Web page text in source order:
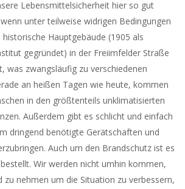
Lebensmittelsicherheit hier so gut
unter teilweise widrigen Bedingungen
Hauptgebäude (1905 als
gegründet) in der Freiimfelder Straße
was zwangsläufig zu verschiedenen
an heißen Tagen wie heute, kommen
in den größtenteils unklimatisierten
Außerdem gibt es schlicht und einfach
dringend benötigte Gerätschaften und
Auch um den Brandschutz ist es
Wir werden nicht umhin kommen,
zu nehmen um die Situation zu verbessern,